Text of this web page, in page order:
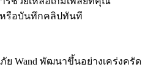
หรือบันทึกคลิปทันที
ย Wand พัฒนาขึ้นอย่างเคร่งครัด